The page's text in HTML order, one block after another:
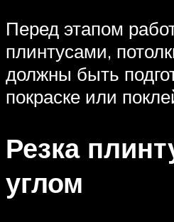
Перед этапом
плинтусами,
должны быть
покраске или
Резка
углом